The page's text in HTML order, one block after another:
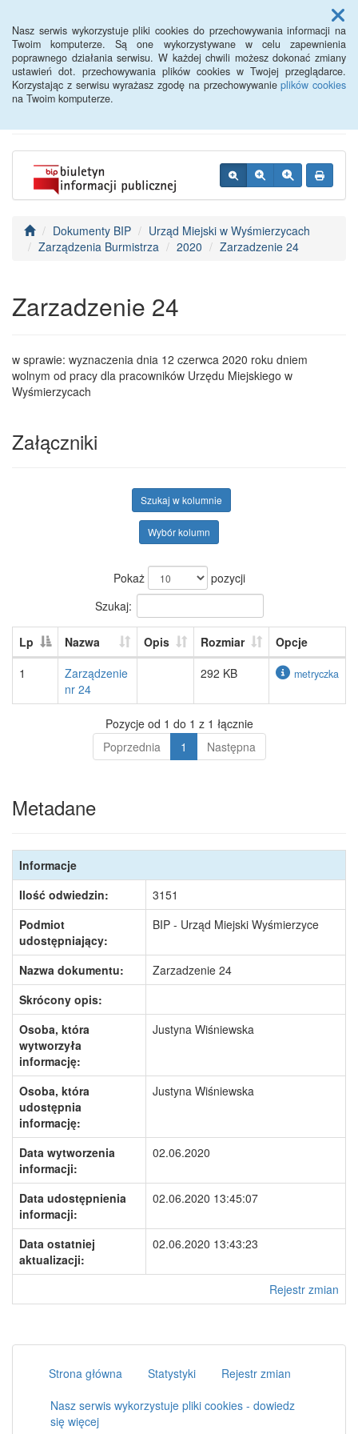
Nasz serwis wykorzystuje pliki cookies do przechowywania informacji na
Twoim komputerze. Są one wykorzystywane w celu zapewnienia
poprawnego działania serwisu. W każdej chwili możesz dokonać zmiany
ustawień dot. przechowywania plików cookies w Twojej przeglądarce.
Korzystając z serwisu wyrażasz zgodę na przechowywanieplików cookies
na Twoim komputerze.
Menu
BIP - Urząd Miejski
Wyśmierzyce
Dokumenty BIP
Urząd Miejski w Wyśmierzycach
Zarządzenia Burmistrza
2020 Zarzadzenie 24
Zarzadzenie 24
w sprawie: wyznaczenia dnia 12 czerwca 2020 roku dniem
wolnym od pracy dla pracowników Urzędu Miejskiego w
Wyśmierzycach
Załączniki
Szukaj w kolumnie
Wybór kolumn
Pokaż
pozycji
Szukaj:
Lp Nazwa Opis Rozmiar
Opcje
1
Zarządzenie
nr 24
292 KB metryczka
Pozycje od 1 do 1 z 1 łącznie
Poprzednia
1 Następna
Metadane
Informacje
Ilość odwiedzin:
3151
Podmiot
udostępniający:
BIP - Urząd Miejski Wyśmierzyce
Nazwa dokumentu:
Zarzadzenie 24
Skrócony opis:
Osoba, która
wytworzyła
informację:
Justyna Wiśniewska
Osoba, która
udostępnia
informację:
Justyna Wiśniewska
Data wytworzenia
informacji:
02.06.2020
Data udostępnienia
informacji:
02.06.2020 13:45:07
Data ostatniej
aktualizacji:
02.06.2020 13:43:23
Rejestr zmian
Strona główna Statystyki
Rejestr zmian
Nasz serwis wykorzystuje pliki cookies - dowiedz
się więcej